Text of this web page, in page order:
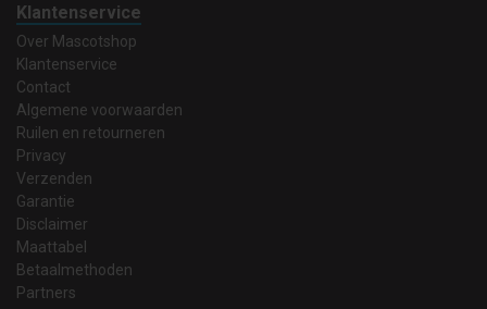
Klantenservice
Over Mascotshop
Klantenservice
Contact
Algemene voorwaarden
Ruilen en retourneren
Privacy
Verzenden
Garantie
Disclaimer
Maattabel
Betaalmethoden
Partners